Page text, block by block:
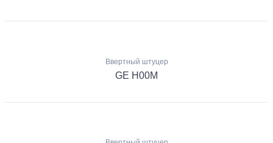
Ввертный штуцер
GE H00M